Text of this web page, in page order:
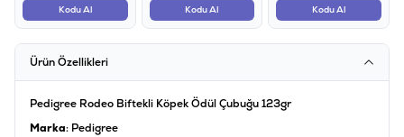
Kodu Al
Kodu Al
Kodu Al
Ürün Özellikleri
Pedigree Rodeo Biftekli Köpek Ödül Çubuğu 123gr
Marka: Pedigree